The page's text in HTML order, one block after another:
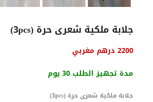
جلابة ملكية شعرى حرة (3pcs)
السعر
هو:
2600 درهم
مغربي.
2200 درهم مغربي
هو:
2200 درهم
مغربي.
مدة تجهيز الطلب 30 يوم
جلابة ملكية شعرى حرة (3pcs)